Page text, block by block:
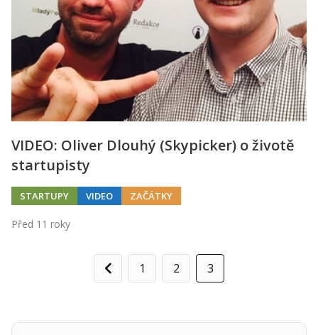
VIDEO: Oliver Dlouhý (Skypicker) o životě
startupisty
STARTUPY VIDEO ZAČÁTKY
Před 11 roky
Předchozí
1 2 3